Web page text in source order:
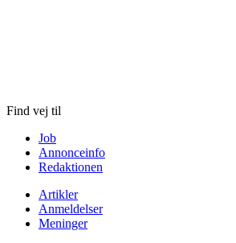
Find vej til
Job
Annonceinfo
Redaktionen
Artikler
Anmeldelser
Meninger